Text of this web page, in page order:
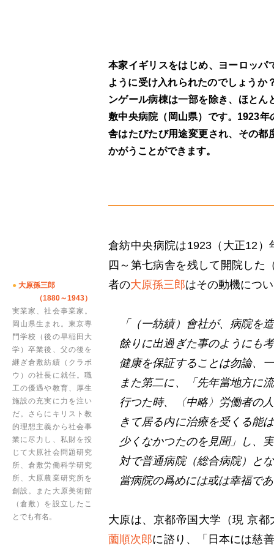
● 大原孫三郎
（1880～1943）
実業家、社会事業家。
岡山県生まれ。東京専
門学校（後の早稲田大
学）卒業後、父の後を
継ぎ倉敷紡績（クラボ
ウ）の社長に就任。職
工の優遇や教育、厚生
施設の充実に力を注い
だ。さらにキリスト教
的理想主義から社会事
業に尽力し、私財を投
じて大原社会問題研究
所、倉敷労働科学研究
所、大原農業研究所を
創設。また大原美術館
（倉敷）を設立したこ
とでも有名。
本家イギリスをはじめ、ヨーロッパ
ように受け入れられたのでしょうか
ンゲール病棟は一部を除き、ほと
敷中央病院（岡山県）です。1923
舎はたびたび用途変更され、その都
かがうことができます。
倉紡中央病院は1923（大正12
四～第七病舎を残して開院した
者の大原孫三郎はその動機につ
「（一紡績）會社が、病院を
餘りに出過ぎた事のようにも
健康を保証することは勿論、
また第二に、「先年當地方に
行つた時、〈中略〉労働者の
きて居る内に治療を受くる能
少くなかつたのを見聞」し、
対で普通病院（総合病院）と
當病院の爲めには或は幸福で
大原は、京都帝国大学（現 京都
薗順次郎に諮り、「日本には慈